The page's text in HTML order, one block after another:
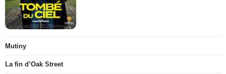
Mutiny
La fin d’Oak Street